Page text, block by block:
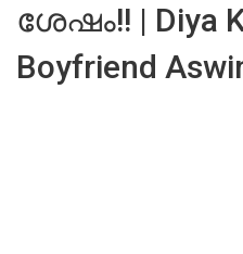
ശേഷം!! | Diya
Boyfriend